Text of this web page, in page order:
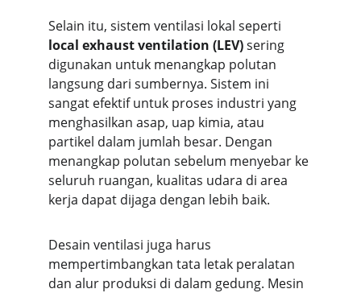
Selain itu, sistem ventilasi lokal seperti
local exhaust ventilation (LEV) sering
digunakan untuk menangkap polutan
langsung dari sumbernya. Sistem ini
sangat efektif untuk proses industri yang
menghasilkan asap, uap kimia, atau
partikel dalam jumlah besar. Dengan
menangkap polutan sebelum menyebar ke
seluruh ruangan, kualitas udara di area
kerja dapat dijaga dengan lebih baik.
Desain ventilasi juga harus
mempertimbangkan tata letak peralatan
dan alur produksi di dalam gedung. Mesin